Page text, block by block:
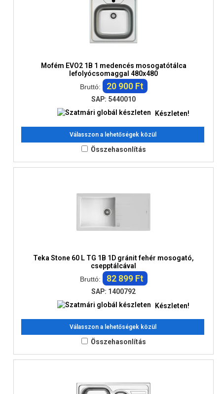
Mofém EVO2 1B 1 medencés mosogatótálca
lefolyócsomaggal 480x480
Bruttó:
20 900 Ft
SAP: 5440010
Készleten!
Válasszon a lehetőségek közül
Összehasonlítás
Teka Stone 60 L TG 1B 1D gránit fehér mosogató,
csepptálcával
Bruttó:
82 899 Ft
SAP: 1400792
Készleten!
Válasszon a lehetőségek közül
Összehasonlítás